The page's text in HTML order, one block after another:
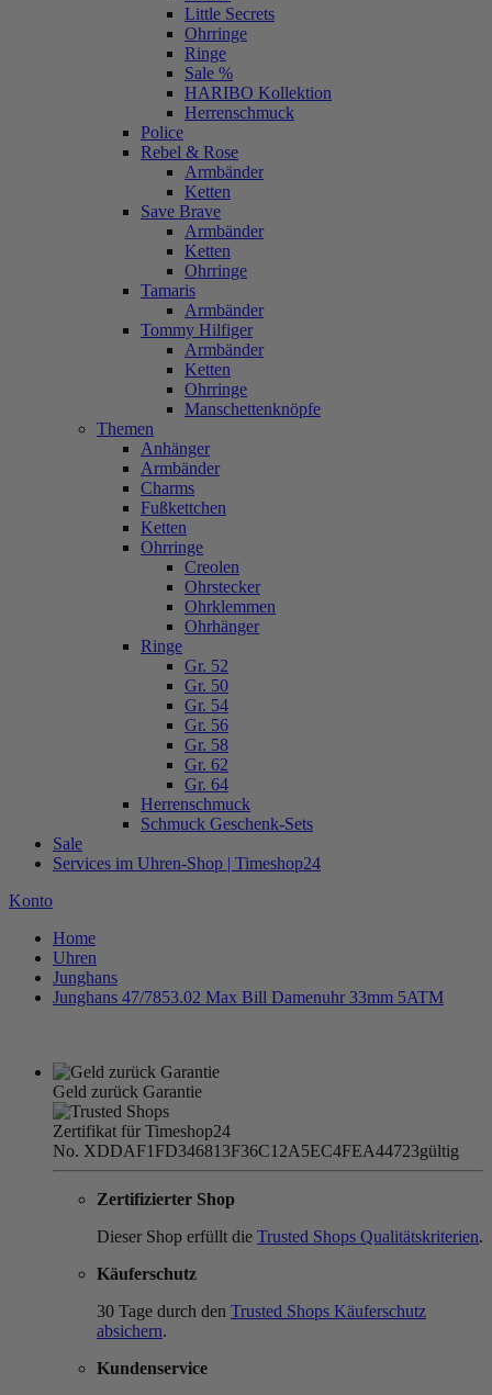
Little Secrets
Ohrringe
Ringe
Sale %
HARIBO Kollektion
Herrenschmuck
Police
Rebel & Rose
Armbänder
Ketten
Save Brave
Armbänder
Ketten
Ohrringe
Tamaris
Armbänder
Tommy Hilfiger
Armbänder
Ketten
Ohrringe
Manschettenknöpfe
Themen
Anhänger
Armbänder
Charms
Fußkettchen
Ketten
Ohrringe
Creolen
Ohrstecker
Ohrklemmen
Ohrhänger
Ringe
Gr. 52
Gr. 50
Gr. 54
Gr. 56
Gr. 58
Gr. 62
Gr. 64
Herrenschmuck
Schmuck Geschenk-Sets
Sale
Services im Uhren-Shop | Timeshop24
Konto
Home
Uhren
Junghans
Junghans 47/7853.02 Max Bill Damenuhr 33mm 5ATM
Geld zurück Garantie
Zertifikat für Timeshop24
No. XDDAF1FD346813F36C12A5EC4FEA44723gültig
Zertifizierter Shop
Dieser Shop erfüllt die Trusted Shops Qualitätskriterien.
Käuferschutz
30 Tage durch den Trusted Shops Käuferschutz
absichern.
Kundenservice